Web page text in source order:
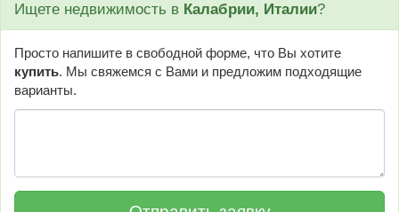
Ищете недвижимость в Калабрии, Италии?
Просто напишите в свободной форме, что Вы хотите
купить. Мы свяжемся с Вами и предложим подходящие
варианты.